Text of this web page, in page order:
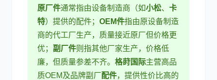
原厂件通常指由设备制造商（如小松、 卡
特）提供的配件； OEM件指由原设备制造
商的代工厂生产，质量接近原厂但价格更
优； 副厂件则指其他厂家生产，价格低
廉，但质量参差不齐。 格莳国际主营高品
质OEM及品牌副厂配件，提供性价比高的